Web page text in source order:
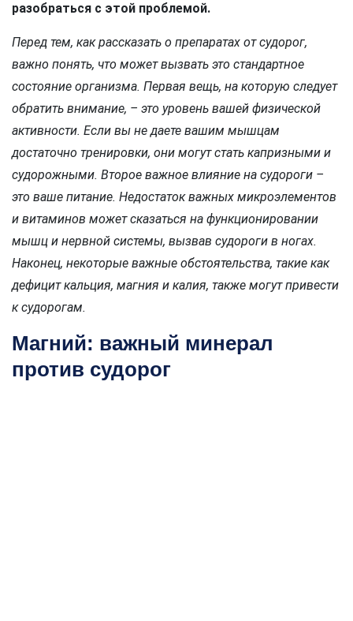
разобраться с этой проблемой.
Перед тем, как рассказать о препаратах от судорог,
важно понять, что может вызвать это стандартное
состояние организма. Первая вещь, на которую следует
обратить внимание, – это уровень вашей физической
активности. Если вы не даете вашим мышцам
достаточно тренировки, они могут стать капризными и
судорожными. Второе важное влияние на судороги –
это ваше питание. Недостаток важных микроэлементов
и витаминов может сказаться на функционировании
мышц и нервной системы, вызвав судороги в ногах.
Наконец, некоторые важные обстоятельства, такие как
дефицит кальция, магния и калия, также могут привести
к судорогам.
Магний: важный минерал
против судорог